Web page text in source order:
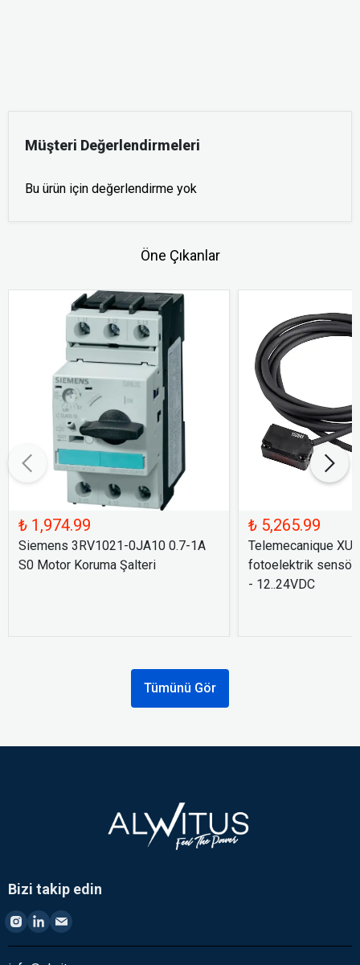
Müşteri Değerlendirmeleri
Bu ürün için değerlendirme yok
Öne Çıkanlar
₺ 1,974.99
Siemens 3RV1021-0JA10 0.7-1A
S0 Motor Koruma Şalteri
₺ 5,265.99
Telemecanique
fotoelektrik sensör
- 12..24VDC
Tümünü Gör
Bizi takip edin